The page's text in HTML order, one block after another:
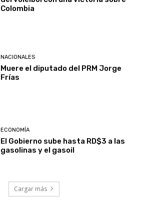
Colombia
NACIONALES
Muere el diputado del PRM Jorge
Frías
ECONOMÍA
El Gobierno sube hasta RD$3 a las
gasolinas y el gasoil
Cargar más